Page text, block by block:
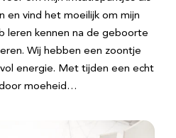
en vind het moeilijk om mijn
leren kennen na de geboorte
Wij hebben een zoontje
energie. Met tijden een echt
moeheid…